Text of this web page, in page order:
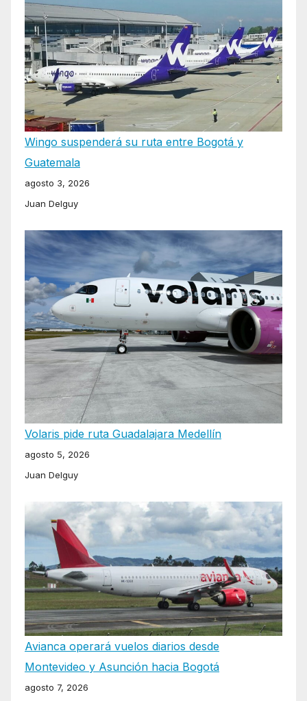
Wingo suspenderá su ruta entre Bogotá y
Guatemala
agosto 3, 2026
Juan Delguy
Volaris pide ruta Guadalajara Medellín
agosto 5, 2026
Juan Delguy
Avianca operará vuelos diarios desde
Montevideo y Asunción hacia Bogotá
agosto 7, 2026